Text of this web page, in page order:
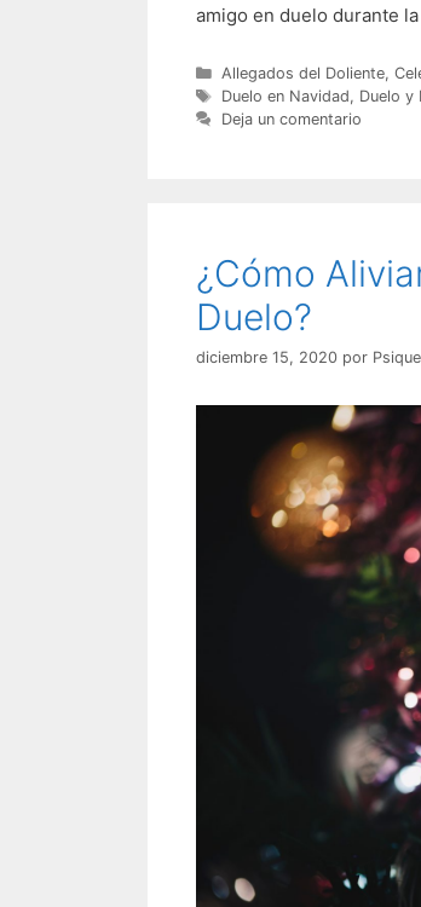
amigo en duelo durante
Categorías
Allegados del Doliente,
Etiquetas
Duelo en Navidad, Duelo y
Deja un comentario
¿Cómo
Duelo?
diciembre 15, 2020 por